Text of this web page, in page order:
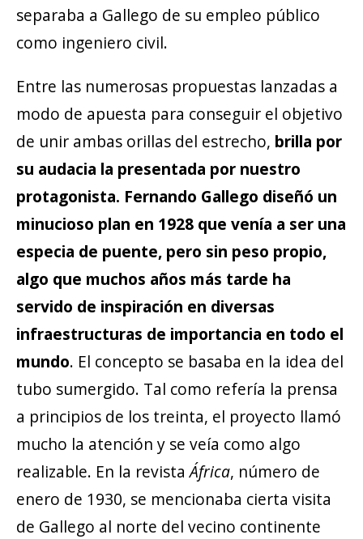
separaba a Gallego de su empleo público
como ingeniero civil.
Entre las numerosas propuestas lanzadas a
modo de apuesta para conseguir el objetivo
de unir ambas orillas del estrecho, brilla por
su audacia la presentada por nuestro
protagonista. Fernando Gallego diseñó un
minucioso plan en 1928 que venía a ser una
especia de puente, pero sin peso propio,
algo que muchos años más tarde ha
servido de inspiración en diversas
infraestructuras de importancia en todo el
mundo. El concepto se basaba en la idea del
tubo sumergido. Tal como refería la prensa
a principios de los treinta, el proyecto llamó
mucho la atención y se veía como algo
realizable. En la revistaÁfrica, número de
enero de 1930, se mencionaba cierta visita
de Gallego al norte del vecino continente